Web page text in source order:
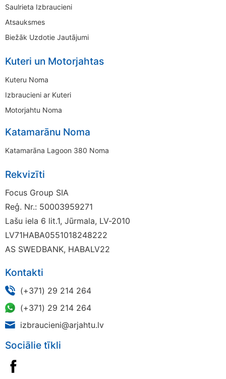
Saulrieta Izbraucieni
Atsauksmes
Biežāk Uzdotie Jautājumi
Kuteri un Motorjahtas
Kuteru Noma
Izbraucieni ar Kuteri
Motorjahtu Noma
Katamarānu Noma
Katamarāna Lagoon 380 Noma
Rekvizīti
Focus Group SIA
Reģ. Nr.: 50003959271
Lašu iela 6 lit.1, Jūrmala, LV-2010
LV71HABA0551018248222
AS SWEDBANK, HABALV22
Kontakti
(+371) 29 214 264
(+371) 29 214 264
izbraucieni@arjahtu.lv
Sociālie tīkli